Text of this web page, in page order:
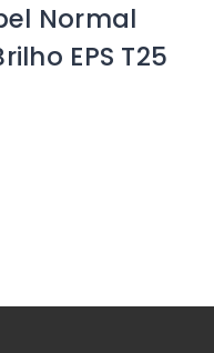
Normal
EPS T25